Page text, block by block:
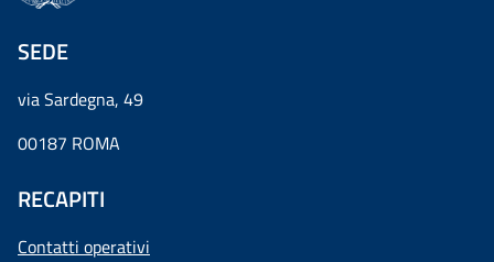
SEDE
via Sardegna, 49
00187 ROMA
RECAPITI
Contatti operativi